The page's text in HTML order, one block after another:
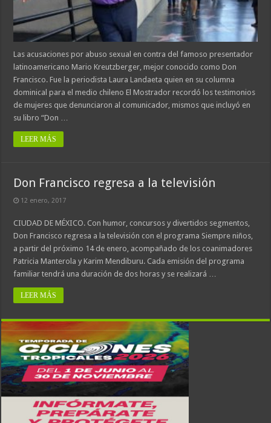
Las acusaciones por abuso sexual en contra del famoso presentador
latinoamericano Mario Kreutzberger, mejor conocido como Don
Francisco. Fue la periodista Laura Landaeta quien en su columna
dominical para el medio chileno El Mostrador recordó los testimonios
de mujeres que denunciaron al comunicador, mismos que incluyó en
su libro “Don …
LEER MÁS
Don Francisco regresa a la televisión
12 enero, 2017
CIUDAD DE MÉXICO. Con humor, concursos y divertidos segmentos,
Don Francisco regresa a la televisión con el programa Siempre niños,
a partir del próximo 14 de enero, acompañado de los coanimadores
Patricia Manterola y Karim Mendiburu. Cada emisión del programa
familiar tendrá una duración de dos horas y se realizará …
LEER MÁS